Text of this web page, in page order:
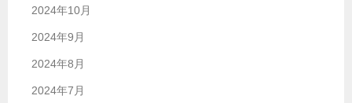
2024年10月
2024年9月
2024年8月
2024年7月